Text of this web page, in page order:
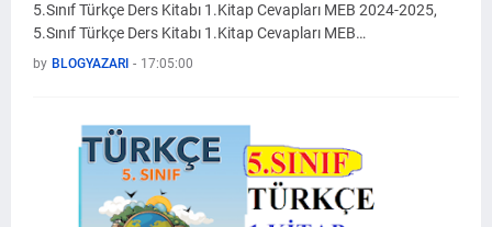
5.Sınıf Türkçe Ders Kitabı 1.Kitap Cevapları MEB 2024-2025,
5.Sınıf Türkçe Ders Kitabı 1.Kitap Cevapları MEB…
by BLOGYAZARI - 17:05:00